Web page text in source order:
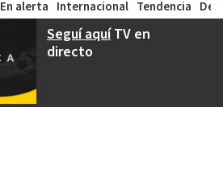
En alerta Internacional Tendencia
Seguí aquíTV en
directo